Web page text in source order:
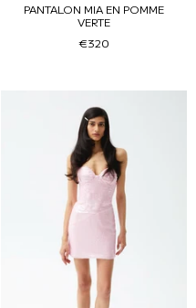
PANTALON MIA EN POMME
VERTE
€320